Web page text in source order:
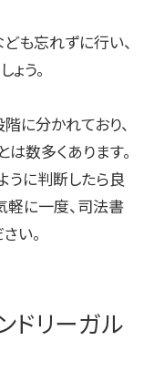
も忘れずに行い、
う。
に分かれており、
数多くあります。
うに判断したら良
軽に一度、司法書
い。
ドリーガル